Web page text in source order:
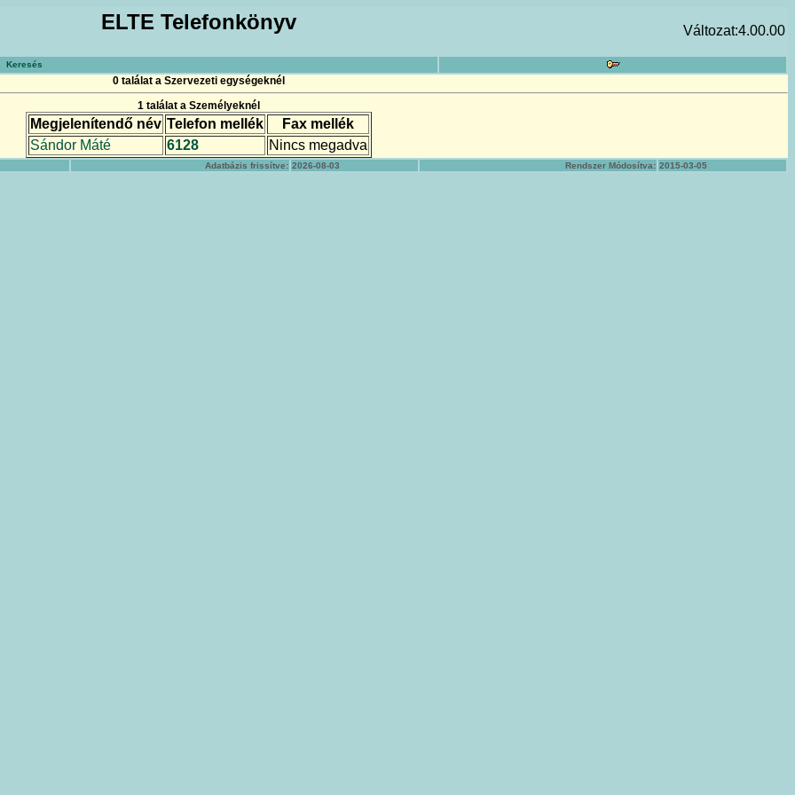
ELTE Telefonkönyv Változat:4.00.00
Keresés
0 találat a Szervezeti egységeknél
1 találat a Személyeknél
Megjelenítendő név Telefon mellék
Fax mellék
Sándor Máté
6128 Nincs megadva
Adatbázis frissítve: 2026-08-03 Rendszer Módosítva: 2015-03-05